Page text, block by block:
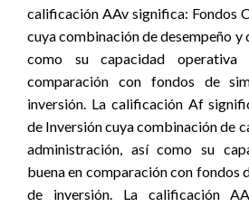
calificación AAv significa: Fondos
cuya combinación de desempeño y
como su capacidad
comparación con fondos de
inversión. La calificación Af
de Inversión cuya combinación de
administración, así como su
buena en comparación con fondos
de inversión. La calificación